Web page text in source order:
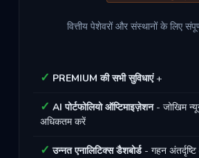
वित्तीय पेशेवरों और संस्थानों के लिए
PREMIUM की सभी सुविधाएं+
AI पोर्टफोलियो ऑप्टिमाइज़ेशन- जोखिम
अधिकतम करें
उन्नत एनालिटिक्स डैशबोर्ड- गहन